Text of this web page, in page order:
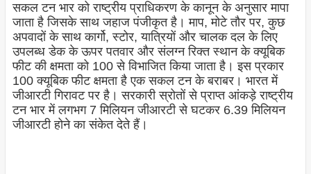
सकल टन भार को राष्ट्रीय प्राधिकरण के कानून के अनुसार मापा
जाता है जिसके साथ जहाज पंजीकृत है। माप, मोटे तौर पर, कुछ
अपवादों के साथ कार्गो, स्टोर, यात्रियों और चालक दल के लिए
उपलब्ध डेक के ऊपर पतवार और संलग्न रिक्त स्थान के क्यूबिक
फीट की क्षमता को 100 से विभाजित किया जाता है। इस प्रकार
100 क्यूबिक फीट क्षमता है एक सकल टन के बराबर। भारत में
जीआरटी गिरावट पर है। सरकारी स्रोतों से प्राप्त आंकड़े राष्ट्रीय
टन भार में लगभग 7 मिलियन जीआरटी से घटकर 6.39 मिलियन
जीआरटी होने का संकेत देते हैं।